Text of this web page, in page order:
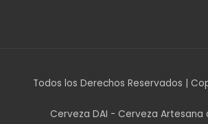
Todos los Derechos Reservados |
Cerveza DAI - Cerveza Artesana